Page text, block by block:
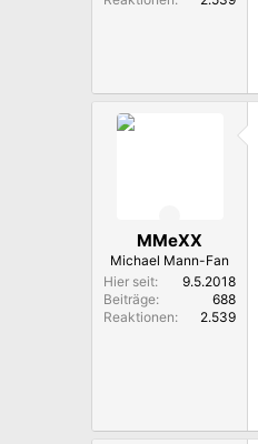
MMeXX
Michael Mann-Fan
Hier seit
9.5.2018
Beiträge
688
Reaktionen
2.539